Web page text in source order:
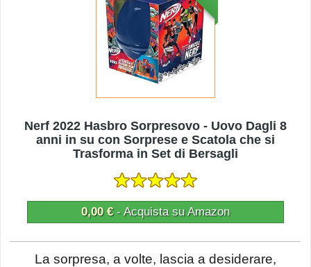
Nerf 2022 Hasbro Sorpresovo - Uovo Dagli 8
anni in su con Sorprese e Scatola che si
Trasforma in Set di Bersagli
0,00 €- Acquista su Amazon
La sorpresa, a volte, lascia a desiderare,